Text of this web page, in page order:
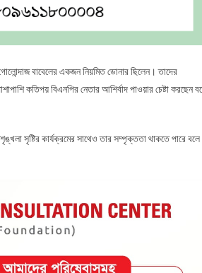
বাবেলের একজন নিয়মিত ডোনার ছিলেন। তাদের
কতিপয় বিএনপির নেতার আশির্বাদ পাওয়ার চেষ্টা করছেন
সৃষ্টির কার্যক্রমের সাথেও তার সম্পৃক্ততা থাকতে পারে বলে